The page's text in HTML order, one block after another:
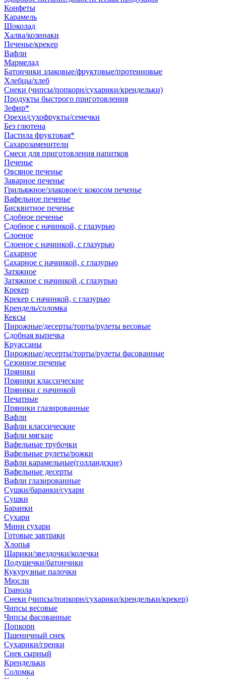
Конфеты
Карамель
Шоколад
Халва/козинаки
Печенье/крекер
Вафли
Мармелад
Батончики злаковые/фруктовые/протеиновые
Хлебцы/хлеб
Снеки (чипсы/попкорн/сухарики/крендельки)
Продукты быстрого приготовления
Зефир*
Орехи/сухофрукты/семечки
Без глютена
Пастила фруктовая*
Сахарозаменители
Смеси для приготовления напитков
Печенье
Овсяное печенье
Заварное печенье
Грильяжное/злаковое/с кокосом печенье
Вафельное печенье
Бисквитное печенье
Сдобное печенье
Сдобное с начинкой, с глазурью
Слоеное
Слоеное с начинкой, с глазурью
Сахарное
Сахарное с начинкой, с глазурью
Затяжное
Затяжное с начинкой ,с глазурью
Крекер
Крекер с начинкой, с глазурью
Крендель/соломка
Кексы
Пирожные/десерты/торты/рулеты весовые
Сдобная выпечка
Круассаны
Пирожные/десерты/торты/рулеты фасованные
Сезонное печенье
Пряники
Пряники классические
Пряники с начинкой
Печатные
Пряники глазированные
Вафли
Вафли классические
Вафли мягкие
Вафельные трубочки
Вафельные рулеты/рожки
Вафли карамельные(голландские)
Вафельные десерты
Вафли глазированные
Сушки/баранки/сухари
Сушки
Баранки
Сухари
Мини сухари
Готовые завтраки
Хлопья
Шарики/звездочки/колечки
Подушечки/батончики
Кукурузные палочки
Мюсли
Гранола
Снеки (чипсы/попкорн/сухарики/крендельки/крекер)
Чипсы весовые
Чипсы фасованные
Попкорн
Пшеничный снек
Сухарики/гренки
Снек сырный
Крендельки
Соломка